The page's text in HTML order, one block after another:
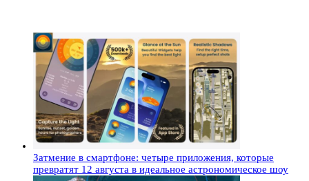
Затмение в смартфоне: четыре приложения, которые
превратят 12 августа в идеальное астрономическое шоу